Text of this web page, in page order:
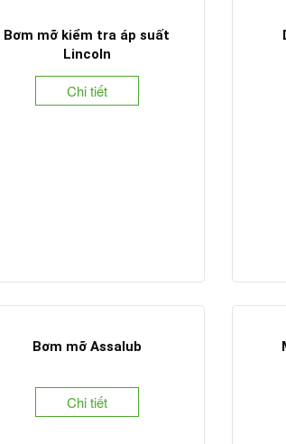
Bơm mỡ kiểm tra áp suất
Lincoln
Chi tiết
Bơm mỡ Assalub
Chi tiết